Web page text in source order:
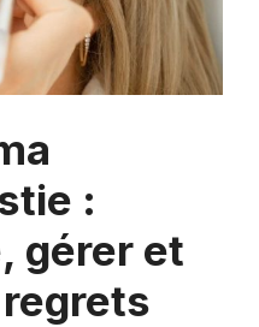
:
gérer et